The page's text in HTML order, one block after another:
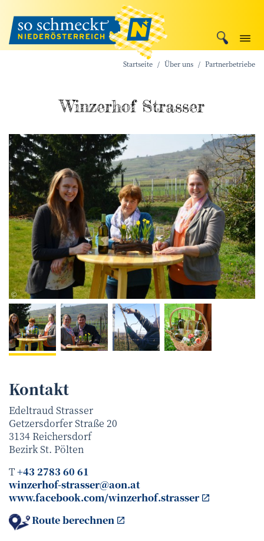
Startseite Über uns Partnerbetriebe
Winzerhof Strasser
©Strasser
Kontakt
Edeltraud Strasser
Getzersdorfer Straße 20
3134 Reichersdorf
BezirkSt. Pölten
T+43 2783 60 61
winzerhof-strasser@aon.at
www.facebook.com/winzerhof.strasser
Route berechnen